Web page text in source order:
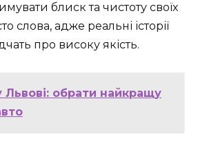
блиск та чистоту своїх
слова, адже реальні історії
про високу якість.
Львові: обрати найкращу